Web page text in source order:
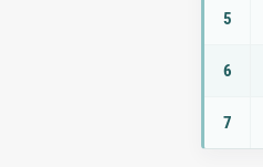
5
6
7